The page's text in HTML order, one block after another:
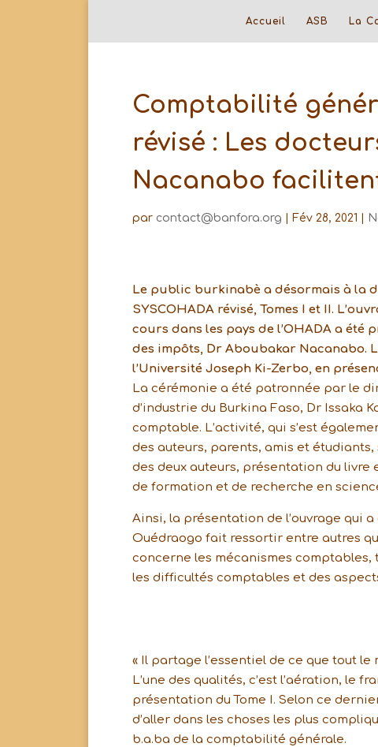
Accueil ASB La
Comptabilité
révisé : Les
Nacanabo
par contact@banfora.org Fév 28, 2021
Le public burkinabè a désormais à la
SYSCOHADA révisé, Tomes I et II.
cours dans les pays de l’OHADA a
des impôts, Dr Aboubakar Nacanabo.
l’Université Joseph Ki-Zerbo, en
La cérémonie a été patronnée par le
d’industrie du Burkina Faso, Dr Issaka
comptable. L’activité, qui s’est
des auteurs, parents, amis et
des deux auteurs, présentation du livre
de formation et de recherche en
Ainsi, la présentation de l’ouvrage qui
Ouédraogo fait ressortir entre autres
concerne les mécanismes comptables,
les difficultés comptables et des
« Il partage l’essentiel de ce que tout
L’une des qualités, c’est l’aération, le
présentation du Tome I. Selon ce
d’aller dans les choses les plus
b.a.ba de la comptabilité générale.